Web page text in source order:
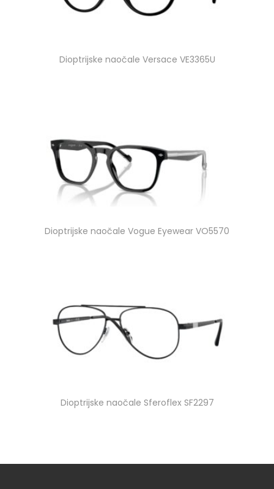
Dioptrijske naočale Versace VE3365U
Dioptrijske naočale Vogue Eyewear VO5570
Dioptrijske naočale Sferoflex SF2297